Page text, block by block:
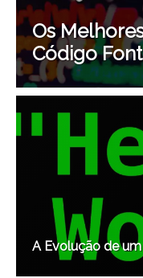
Os
Código
A Evolução de